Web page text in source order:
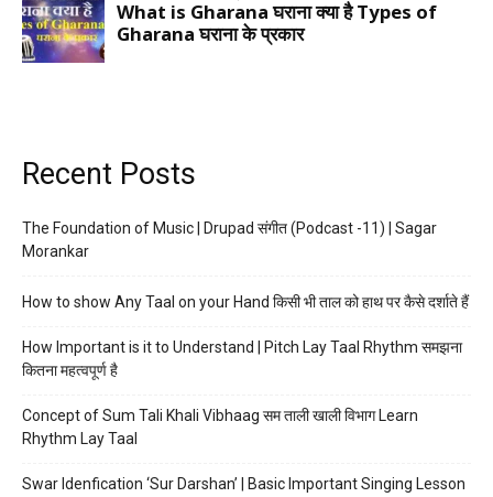
Recent Posts
The Foundation of Music | Drupad संगीत (Podcast -11) | Sagar
Morankar
How to show Any Taal on your Hand किसी भी ताल को हाथ पर कैसे दर्शाते हैं
How Important is it to Understand | Pitch Lay Taal Rhythm समझना
कितना महत्वपूर्ण है
Concept of Sum Tali Khali Vibhaag सम ताली खाली विभाग Learn
Rhythm Lay Taal
Swar Idenfication ‘Sur Darshan’ | Basic Important Singing Lesson